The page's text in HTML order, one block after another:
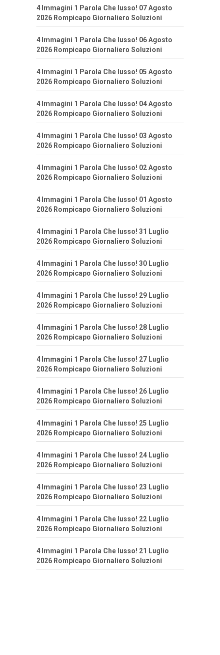
4 Immagini 1 Parola Che lusso! 07 Agosto
2026 Rompicapo Giornaliero Soluzioni
4 Immagini 1 Parola Che lusso! 06 Agosto
2026 Rompicapo Giornaliero Soluzioni
4 Immagini 1 Parola Che lusso! 05 Agosto
2026 Rompicapo Giornaliero Soluzioni
4 Immagini 1 Parola Che lusso! 04 Agosto
2026 Rompicapo Giornaliero Soluzioni
4 Immagini 1 Parola Che lusso! 03 Agosto
2026 Rompicapo Giornaliero Soluzioni
4 Immagini 1 Parola Che lusso! 02 Agosto
2026 Rompicapo Giornaliero Soluzioni
4 Immagini 1 Parola Che lusso! 01 Agosto
2026 Rompicapo Giornaliero Soluzioni
4 Immagini 1 Parola Che lusso! 31 Luglio
2026 Rompicapo Giornaliero Soluzioni
4 Immagini 1 Parola Che lusso! 30 Luglio
2026 Rompicapo Giornaliero Soluzioni
4 Immagini 1 Parola Che lusso! 29 Luglio
2026 Rompicapo Giornaliero Soluzioni
4 Immagini 1 Parola Che lusso! 28 Luglio
2026 Rompicapo Giornaliero Soluzioni
4 Immagini 1 Parola Che lusso! 27 Luglio
2026 Rompicapo Giornaliero Soluzioni
4 Immagini 1 Parola Che lusso! 26 Luglio
2026 Rompicapo Giornaliero Soluzioni
4 Immagini 1 Parola Che lusso! 25 Luglio
2026 Rompicapo Giornaliero Soluzioni
4 Immagini 1 Parola Che lusso! 24 Luglio
2026 Rompicapo Giornaliero Soluzioni
4 Immagini 1 Parola Che lusso! 23 Luglio
2026 Rompicapo Giornaliero Soluzioni
4 Immagini 1 Parola Che lusso! 22 Luglio
2026 Rompicapo Giornaliero Soluzioni
4 Immagini 1 Parola Che lusso! 21 Luglio
2026 Rompicapo Giornaliero Soluzioni